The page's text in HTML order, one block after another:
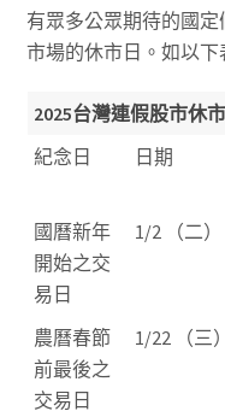
有眾多公眾期待的國
市場的休市日。如以下
2025台灣連假股市休
紀念日
日期
國曆新年
開始之交
易日
1/2 （二）
農曆春節
前最後之
交易日
1/22 （三）